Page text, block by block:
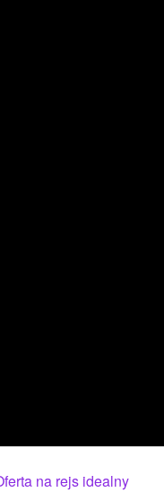
na rejs idealny